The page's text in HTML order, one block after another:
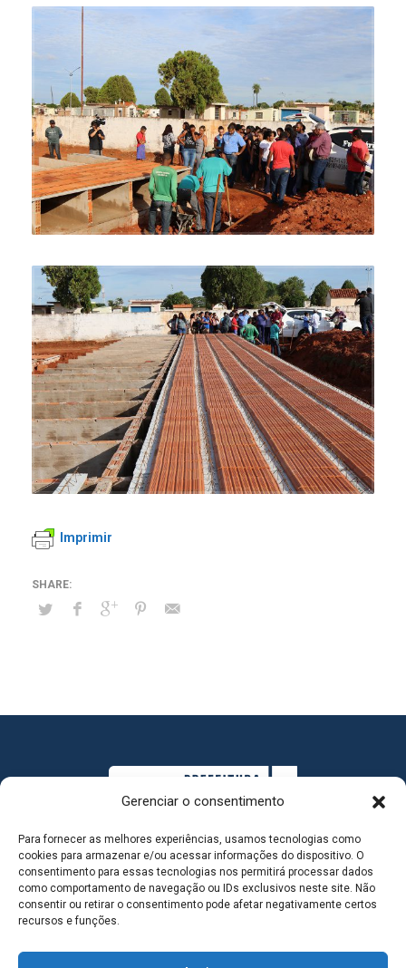
Gerenciar o consentimento
Para fornecer as melhores experiências, usamos tecnologias como
cookies para armazenar e/ou acessar informações do dispositivo. O
consentimento para essas tecnologias nos permitirá processar dados
como comportamento de navegação ou IDs exclusivos neste site. Não
consentir ou retirar o consentimento pode afetar negativamente certos
recursos e funções.
Imprimir
MAPA DO SITE